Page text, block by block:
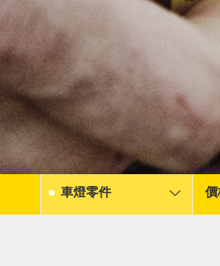
車燈零件 價